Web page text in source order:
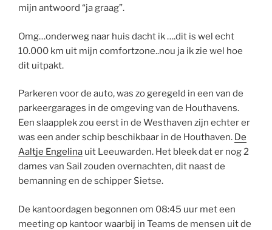
mijn antwoord “ja graag”.
Omg…onderweg naar huis dacht ik ….dit is wel echt
10.000 km uit mijn comfortzone..nou ja ik zie wel hoe
dit uitpakt.
Parkeren voor de auto, was zo geregeld in een van de
parkeergarages in de omgeving van de Houthavens.
Een slaapplek zou eerst in de Westhaven zijn echter er
was een ander schip beschikbaar in de Houthaven. De
Aaltje Engelina uit Leeuwarden. Het bleek dat er nog 2
dames van Sail zouden overnachten, dit naast de
bemanning en de schipper Sietse.
De kantoordagen begonnen om 08:45 uur met een
meeting op kantoor waarbij in Teams de mensen uit de